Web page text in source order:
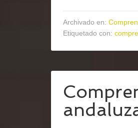
Archivado en:
Etiquetado con: